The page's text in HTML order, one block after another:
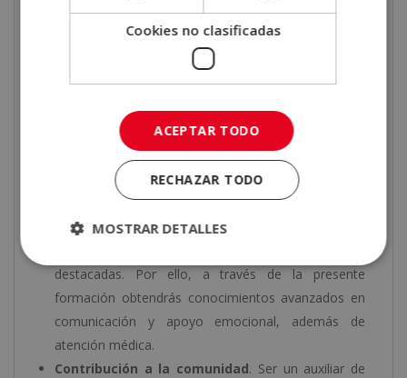
atención de emergencias.
Aprendizaje continuo. La medicina está en
constante evolución, y trabajar en un entorno de
urgencias te mantendrá en constante aprendizaje.
Por ello, aprenderás nuevas técnicas de
tratamiento, procedimientos y protocolos de
emergencia para mejorar tus habilidades y
conocimientos constantes.
Desarrollo de habilidades interpersonales
Trabajar con niños y sus familias en situaciones de
destacadas. Por ello, a través de la presente
formación obtendrás conocimientos avanzados en
comunicación y apoyo emocional, además de
atención médica.
Contribución a la comunidad. Ser un auxiliar de
Cookies no clasificadas
ACEPTAR TODO
RECHAZAR TODO
MOSTRAR DETALLES